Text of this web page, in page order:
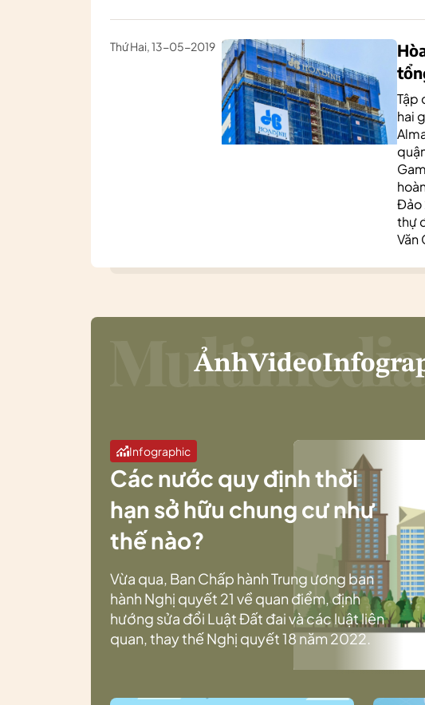
Thứ Hai, 13-05-2019
Tập
hai
Đảo
thự
Văn
ẢnhVideo
Infographic
Các nước quy định thời
hạn sở hữu chung cư như
thế nào?
Vừa qua, Ban Chấp hành Trung ương ban
hành Nghị quyết 21 về quan điểm, định
hướng sửa đổi Luật Đất đai và các luật liên
quan, thay thế Nghị quyết 18 năm 2022.